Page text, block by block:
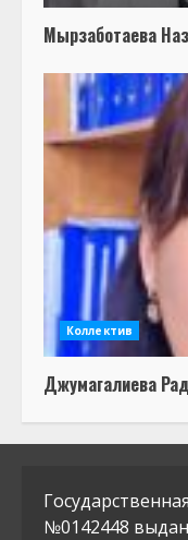
Мырзаботаева
Коллектив
Джумагалиева
№0142448